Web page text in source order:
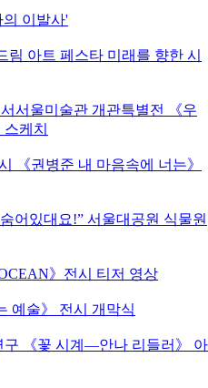
의 이발사'
림 아트 페스타 미래를 향한 시
서울미술관 개관특별전 《우
케치
《권병준 내 마음속에 너는》
어있대요!” 서울대공원 식물원
》전시 티저 영상
예술》 전시 개막식
구 《꽃 시계―안나 리들러》 아